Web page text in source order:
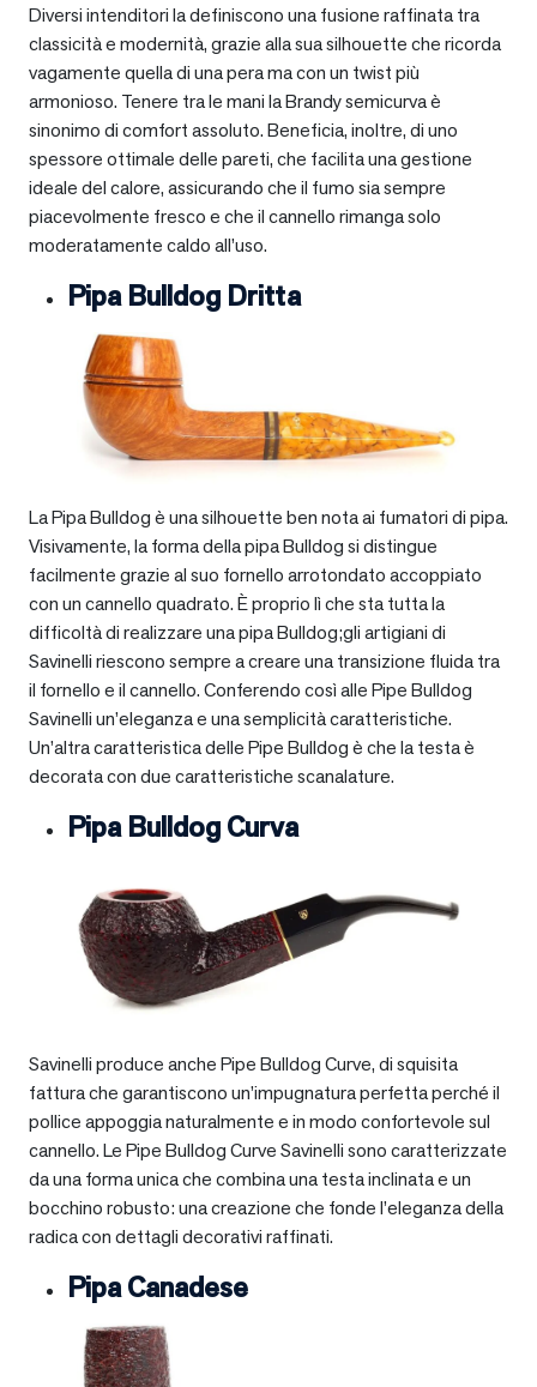
Diversi intenditori la definiscono una fusione raffinata tra
classicità e modernità, grazie alla sua silhouette che ricorda
vagamente quella di una pera ma con un twist più
armonioso. Tenere tra le mani la Brandy semicurva è
sinonimo di comfort assoluto. Beneficia, inoltre, di uno
spessore ottimale delle pareti, che facilita una gestione
ideale del calore, assicurando che il fumo sia sempre
piacevolmente fresco e che il cannello rimanga solo
moderatamente caldo all’uso.
Pipa Bulldog Dritta
La Pipa Bulldog è una silhouette ben nota ai fumatori di pipa.
Visivamente, la forma della pipa Bulldog si distingue
facilmente grazie al suo fornello arrotondato accoppiato
con un cannello quadrato. È proprio lì che sta tutta la
difficoltà di realizzare una pipa Bulldog;gli artigiani di
Savinelli riescono sempre a creare una transizione fluida tra
il fornello e il cannello. Conferendo così alle Pipe Bulldog
Savinelli un’eleganza e una semplicità caratteristiche.
Un’altra caratteristica delle Pipe Bulldog è che la testa è
decorata con due caratteristiche scanalature.
Pipa Bulldog Curva
Savinelli produce anche Pipe Bulldog Curve, di squisita
fattura che garantiscono un’impugnatura perfetta perché il
pollice appoggia naturalmente e in modo confortevole sul
cannello. Le Pipe Bulldog Curve Savinelli sono caratterizzate
da una forma unica che combina una testa inclinata e un
bocchino robusto: una creazione che fonde l’eleganza della
radica con dettagli decorativi raffinati.
Pipa Canadese